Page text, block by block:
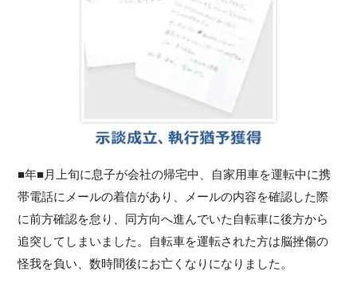
■年■月上旬に息子が会社の帰宅中、自家用車を運転中に携
帯電話にメールの着信があり、メールの内容を確認した際
に前方確認を怠り、同方向へ進んでいた自転車に後方から
追突してしまいました。自転車を運転された方は脳挫傷の
怪我を負い、数時間後にお亡くなりになりました。